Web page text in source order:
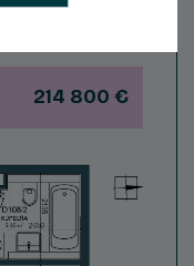
214 800 €